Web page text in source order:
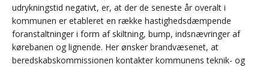
udrykningstid negativt, er, at der de seneste år overalt i
kommunen er etableret en række hastighedsdæmpende
foranstaltninger i form af skiltning, bump, indsnævringer af
kørebanen og lignende. Her ønsker brandvæsenet, at
beredskabskommissionen kontakter kommunens teknik- og